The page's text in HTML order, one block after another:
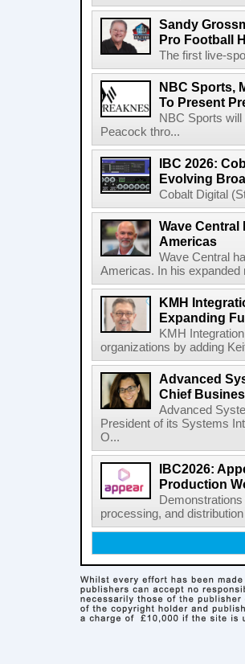
Sandy
Pro Football
The first live-
NBC Sports,
To Present
NBC Sports
Peacock thro...
IBC 2026:
Evolving
Cobalt Digital
Wave Central
Americas
Wave Central
Americas. In his expanded
KMH
Expanding
KMH
organizations by adding
Advanced
Chief
Advanced
President of its Systems
O...
IBC2026:
Production
processing, and